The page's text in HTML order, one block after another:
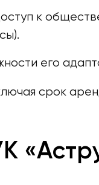
к
его
срок